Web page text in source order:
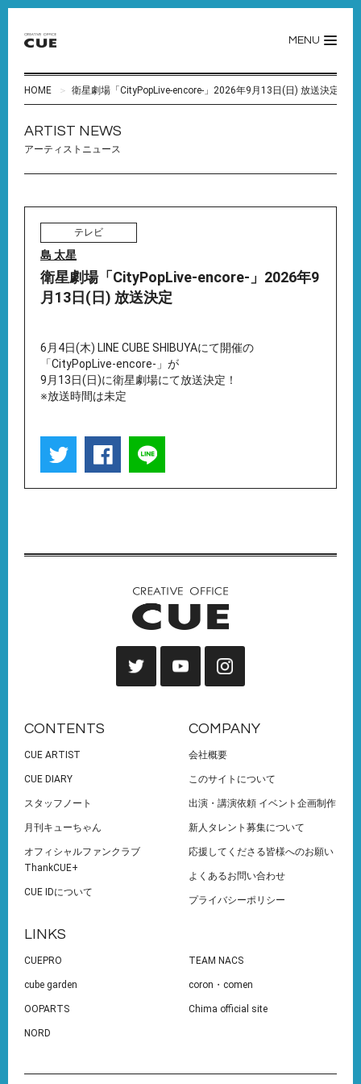
MENU
HOME 衛星劇場「CityPopLive-encore-」2026年9月13日(日) 放送決定
ARTIST NEWS
アーティストニュース
テレビ
島 太星
衛星劇場「CityPopLive-encore-」2026年9
月13日(日) 放送決定
6月4日(木) LINE CUBE SHIBUYAにて開催の
「CityPopLive-encore-」が
9月13日(日)に衛星劇場にて放送決定！
※放送時間は未定
CONTENTS
CUE ARTIST
CUE DIARY
スタッフノート
月刊キューちゃん
オフィシャルファンクラブ
ThankCUE+
CUE IDについて
COMPANY
会社概要
このサイトについて
出演・講演依頼 イベント企画制作
新人タレント募集について
応援してくださる皆様へのお願い
よくあるお問い合わせ
プライバシーポリシー
LINKS
CUEPRO TEAM NACS
cube garden coron・comen
OOPARTS Chima official site
NORD